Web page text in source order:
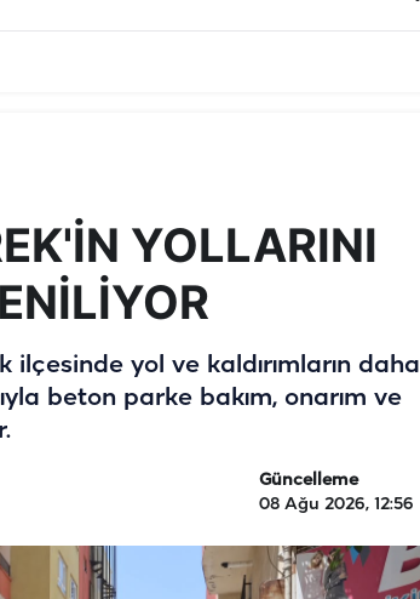
YOLLARINI
ilçesinde yol ve kaldırımların daha
beton parke bakım, onarım ve
Güncelleme
08 Ağu 2026, 12:56